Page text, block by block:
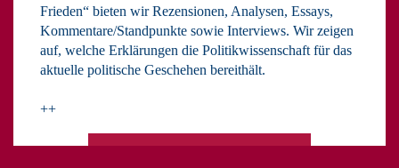
Frieden“ bieten wir Rezensionen, Analysen, Essays,
Kommentare/Standpunkte sowie Interviews. Wir zeigen
auf, welche Erklärungen die Politikwissenschaft für das
aktuelle politische Geschehen bereithält.
++